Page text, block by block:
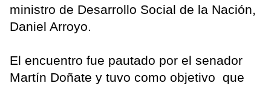
ministro de Desarrollo Social de la Nación,
Daniel Arroyo.
El encuentro fue pautado por el senador
Martín Doñate y tuvo como objetivo que